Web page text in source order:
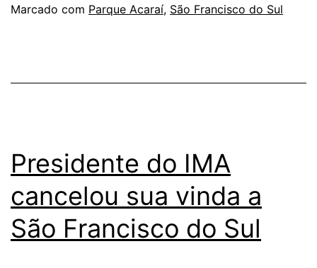
Marcado com Parque Acaraí, São Francisco do Sul
Presidente do IMA
cancelou sua vinda a
São Francisco do Sul